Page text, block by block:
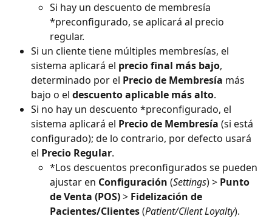
Si hay un descuento de membresía
*preconfigurado, se aplicará al precio
regular.
Si un cliente tiene múltiples membresías, el
sistema aplicará el precio final más bajo,
determinado por el Precio de Membresía más
bajo o el descuento aplicable más alto.
Si no hay un descuento *preconfigurado, el
sistema aplicará el Precio de Membresía (si está
configurado); de lo contrario, por defecto usará
el Precio Regular.
*Los descuentos preconfigurados se pueden
ajustar en Configuración (Settings) > Punto
de Venta (POS) > Fidelización de
Pacientes/Clientes (Patient/Client Loyalty).